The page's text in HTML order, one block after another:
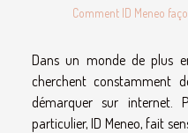
Comment ID Meneo
Dans un monde de plus
cherchent constamment
démarquer sur internet.
particulier, ID Meneo, fait